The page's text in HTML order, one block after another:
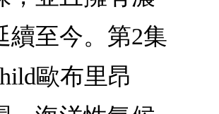
續至今。第2集
歐布里昂